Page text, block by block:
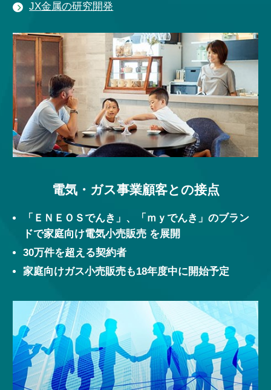
JX金属の研究開発
電気・ガス事業顧客との接点
「ＥＮＥＯＳでんき」、「ｍｙでんき」のブラン
ドで家庭向け電気小売販売 を展開
30万件を超える契約者
家庭向けガス小売販売も18年度中に開始予定